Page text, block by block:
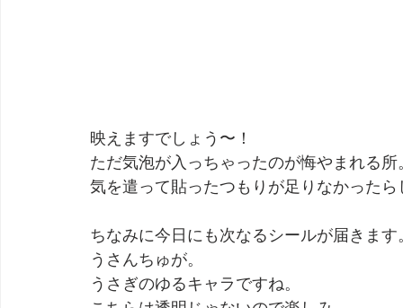
映えますでしょう〜！
ただ気泡が入っちゃったのが悔やまれる所
気を遣って貼ったつもりが足りなかったら
ちなみに今日にも次なるシールが届きます
うさんちゅが。
うさぎのゆるキャラですね。